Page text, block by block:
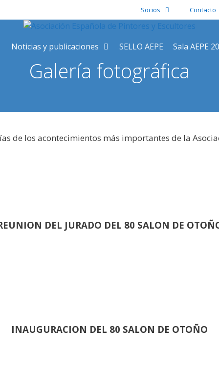
Socios Contacto
Noticias y publicaciones SELLO AEPE Sala AEPE
Galería fotográfica
de los acontecimientos más importantes de la
DEL JURADO DEL 80 SALON DE
INAUGURACION DEL 80 SALON DE OTOÑO